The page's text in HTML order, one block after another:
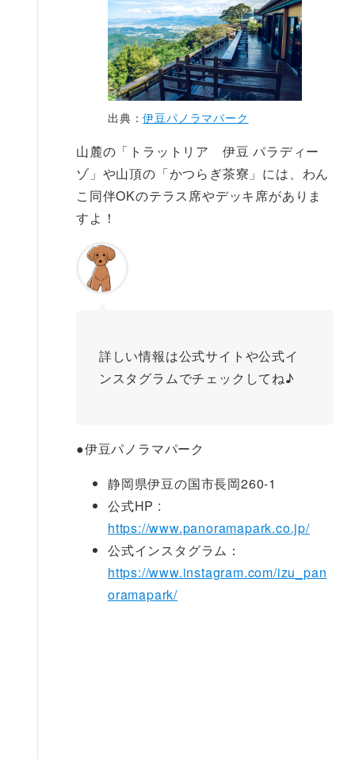
出典：伊豆パノラマパーク
山麓の「トラットリア 伊豆 パラディー
ゾ」や山頂の「かつらぎ茶寮」には、わん
こ同伴OKのテラス席やデッキ席がありま
すよ！
詳しい情報は公式サイトや公式イ
ンスタグラムでチェックしてね♪
●伊豆パノラマパーク
静岡県伊豆の国市長岡260-1
公式HP :
https://www.panoramapark.co.jp/
公式インスタグラム：
https://www.instagram.com/izu_pan
oramapark/